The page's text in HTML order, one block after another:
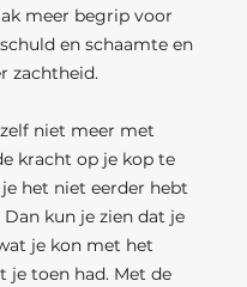
meer begrip voor
en schaamte en
zachtheid.
niet meer met
kracht op je kop te
het niet eerder hebt
kun je zien dat je
je kon met het
je toen had. Met de